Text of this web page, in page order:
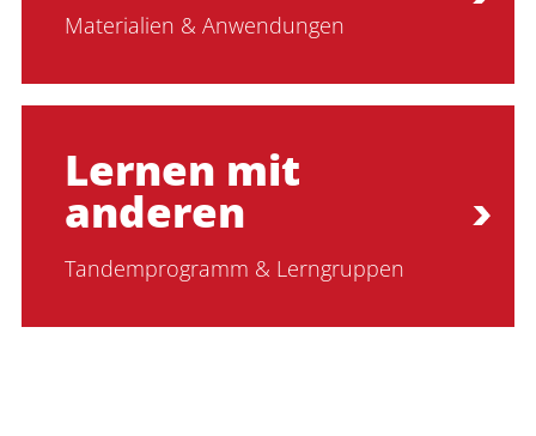
Materialien & Anwendungen
Lernen mit
anderen
Tandemprogramm & Lerngruppen